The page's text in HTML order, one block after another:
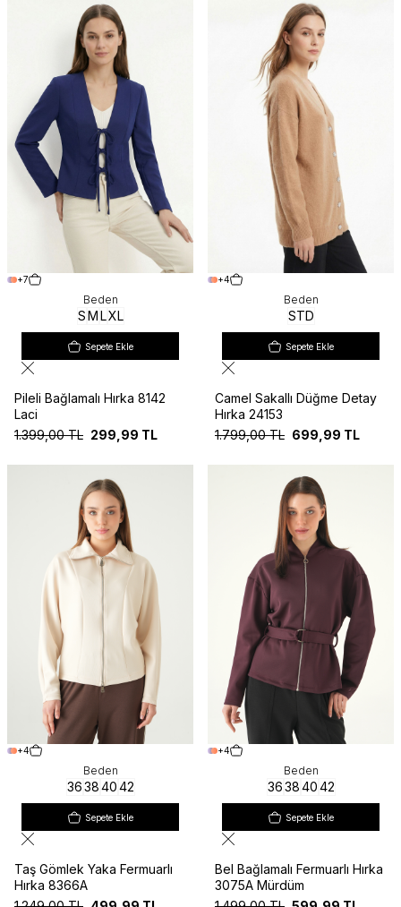
+7
Beden
SMLXL
Sepete Ekle
Pileli Bağlamalı Hırka 8142
Laci
1.399,00TL 299,99 TL
+4
Beden
STD
Sepete Ekle
Camel Sakallı Düğme Detay
Hırka 24153
1.799,00TL 699,99 TL
+4
Beden
36384042
Sepete Ekle
Taş Gömlek Yaka Fermuarlı
Hırka 8366A
+4
Beden
36384042
Sepete Ekle
Bel Bağlamalı Fermuarlı Hırka
3075A Mürdüm